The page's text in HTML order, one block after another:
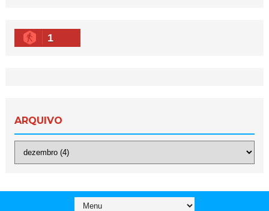
1
ARQUIVO